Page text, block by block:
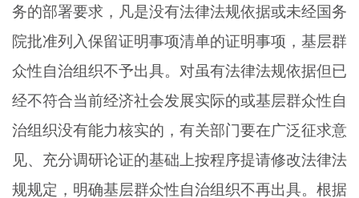
务的部署要求，凡是没有法律法规依据或未经国务
院批准列入保留证明事项清单的证明事项，基层群
众性自治组织不予出具。对虽有法律法规依据但已
经不符合当前经济社会发展实际的或基层群众性自
治组织没有能力核实的，有关部门要在广泛征求意
见、充分调研论证的基础上按程序提请修改法律法
规规定，明确基层群众性自治组织不再出具。根据